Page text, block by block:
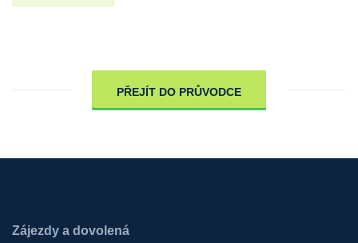
PŘEJÍT DO PRŮVODCE
Zájezdy a dovolená